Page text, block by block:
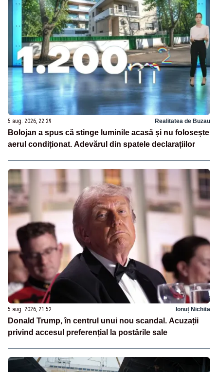
5 aug. 2026, 22:29 Realitatea de Buzau
Bolojan a spus că stinge luminile acasă și nu folosește
aerul condiționat. Adevărul din spatele declarațiilor
5 aug. 2026, 21:52 Ionuț Nichita
Donald Trump, în centrul unui nou scandal. Acuzații
privind accesul preferențial la postările sale